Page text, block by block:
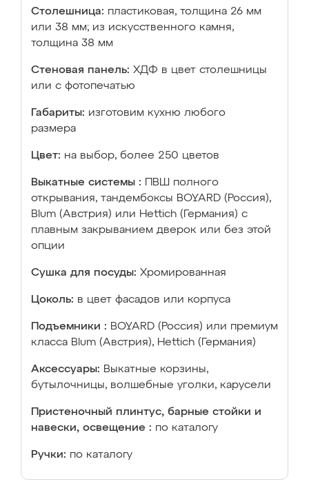
Столешница: пластиковая, толщина 26 мм
или 38 мм; из искусственного камня,
толщина 38 мм
Стеновая панель: ХДФ в цвет столешницы
или с фотопечатью
Габариты: изготовим кухню любого
размера
Цвет: на выбор, более 250 цветов
Выкатные системы :
ПВШ полного
открывания, тандембоксы BOYARD (Россия),
Blum (Австрия) или Hettich (Германия) с
плавным закрыванием дверок или без этой
опции
Сушка для посуды: Хромированная
Цоколь: в цвет фасадов или корпуса
Подъемники : BOYARD (Россия) или премиум
класса Blum (Австрия), Hettich (Германия)
Аксессуары: Выкатные корзины,
бутылочницы, волшебные уголки, карусели
Пристеночный плинтус, барные стойки и
навески, освещение : по каталогу
Ручки: по каталогу